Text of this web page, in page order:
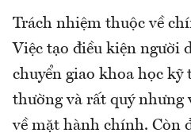
Trách nhiệm thuộc về
Việc tạo điều kiện người
chuyển giao khoa học
thường và rất quý nhưng
về mặt hành chính. Còn